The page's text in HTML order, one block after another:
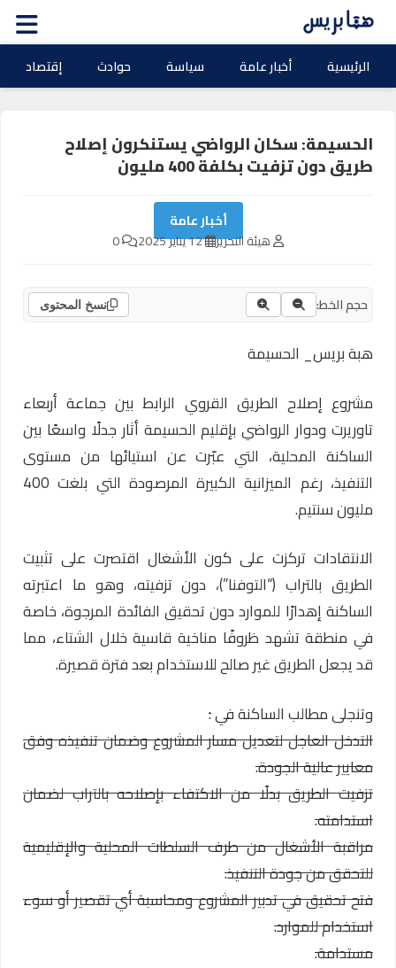
الرئيسية أخبار عامة سياسة حوادث إقتصاد
الحسيمة: سكان الرواضي يستنكرون إصلاح
طريق دون تزفيت بكلفة 400 مليون
أخبار عامة
هيئة التحرير 12 يناير 2025
حجم الخط: نسخ المحتوى
هبة بريس_ الحسيمة
مشروع إصلاح الطريق القروي الرابط بين جماعة أربعاء
تاوريرت ودوار الرواضي بإقليم الحسيمة أثار جدلًا واسعًا بين
الساكنة المحلية، التي عبّرت عن استيائها من مستوى
التنفيذ، رغم الميزانية الكبيرة المرصودة التي بلغت 400
مليون سنتيم.
الانتقادات تركزت على كون الأشغال اقتصرت على تثبيت
الطريق بالتراب (“التوفنا”)، دون تزفيته، وهو ما اعتبرته
الساكنة إهدارًا للموارد دون تحقيق الفائدة المرجوة، خاصة
في منطقة تشهد ظروفًا مناخية قاسية خلال الشتاء، مما
قد يجعل الطريق غير صالح للاستخدام بعد فترة قصيرة.
وتنجلى مطالب الساكنة في:
التدخل العاجل لتعديل مسار المشروع وضمان تنفيذه وفق
معايير عالية الجودة.
تزفيت الطريق بدلًا من الاكتفاء بإصلاحه بالتراب لضمان
استدامته.
مراقبة الأشغال من طرف السلطات المحلية والإقليمية
للتحقق من جودة التنفيذ.
فتح تحقيق في تدبير المشروع ومحاسبة أي تقصير أو سوء
استخدام للموارد.
مستدامة.